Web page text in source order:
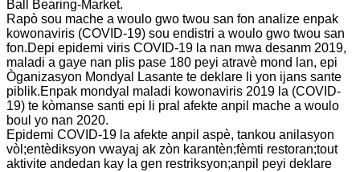
Ball Bearing-Market.
Rapò sou mache a woulo gwo twou san fon analize enpak
kowonaviris (COVID-19) sou endistri a woulo gwo twou san
fon.Depi epidemi viris COVID-19 la nan mwa desanm 2019,
maladi a gaye nan plis pase 180 peyi atravè mond lan, epi
Òganizasyon Mondyal Lasante te deklare li yon ijans sante
piblik.Enpak mondyal maladi kowonaviris 2019 la (COVID-
19) te kòmanse santi epi li pral afekte anpil mache a woulo
boul yo nan 2020.
Epidemi COVID-19 la afekte anpil aspè, tankou anilasyon
vòl;entèdiksyon vwayaj ak zòn karantèn;fèmti restoran;tout
aktivite andedan kay la gen restriksyon;anpil peyi deklare